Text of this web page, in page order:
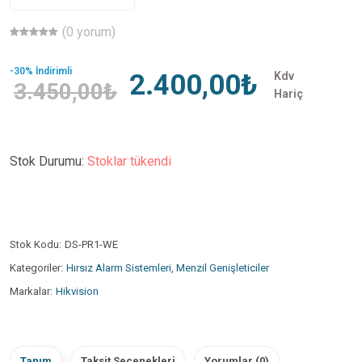
(0 yorum)
-30% İndirimli
3.450,00₺ 2.400,00₺
Kdv
Hariç
Stok Durumu: Stoklar tükendi
Stok Kodu: DS-PR1-WE
Kategoriler: Hırsız Alarm Sistemleri, Menzil Genişleticiler
Markalar: Hikvision